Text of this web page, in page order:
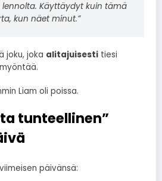
lennolta. Käyttäydyt kuin tämä
kun näet minut.”
joku, joka alitajuisesti tiesi
Liam oli poissa.
tunteellinen”
päivänsä: